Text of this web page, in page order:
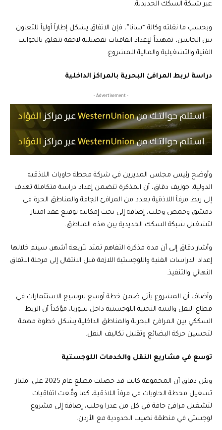
عبر شبكة السكك الحديدية.
وبحسب ما نقلته وكالة “سانا”، فإن الاتفاق يشكل إطاراً أولياً للتعاون
بين الجانبين، تمهيداً لإعداد اتفاقيات تفصيلية لاحقة تتعلق بالجوانب
الفنية والتشغيلية والمالية للمشروع.
دراسة لربط المرافئ البحرية بالمراكز الداخلية
- Advertisement -
وأوضح رئيس مجلس المديرين في شركة محطة حاويات اللاذقية
الدولية، جوزيف دقاق، أن المذكرة تتضمن إعداد دراسة متكاملة تهدف
إلى ربط مرفأ اللاذقية بعدد من المرافئ الجافة والمناطق الحرة في
دمشق وحمص وحلب، إضافة إلى بحث إمكانية توقيع عقد امتياز
لتشغيل شبكة السكك الحديدية بين هذه المناطق.
وأشار دقاق إلى أن مدة مذكرة التفاهم تمتد لأربعة أشهر، سيتم خلالها
إعداد الدراسات الفنية واللوجستية اللازمة قبل الانتقال إلى مرحلة الاتفاق
النهائي والتنفيذ.
وأضاف أن المشروع يأتي ضمن خطة أوسع لتوسيع الاستثمارات في
قطاع النقل والبنية التحتية اللوجستية داخل سوريا، مؤكداً أن الربط
السككي بين المرافئ البحرية والمناطق الداخلية يشكل خطوة مهمة
لتحسين حركة البضائع وتقليل تكاليف النقل.
توسع في مشاريع النقل والخدمات اللوجستية
وبيّن دقاق أن المجموعة كانت قد حصلت مطلع عام 2025 على امتياز
تشغيل محطة الحاويات في مرفأ اللاذقية، كما وقّعت اتفاقيات
لتشغيل مرافئ جافة في كل من عدرا وحلب، إضافة إلى مشروع
لوجستي في منطقة نصيب الحدودية مع الأردن.